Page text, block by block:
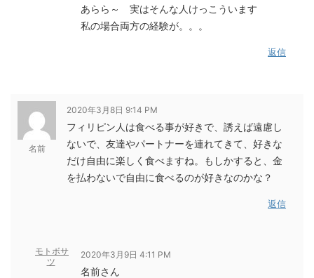
あらら～ 実はそんな人けっこういます
私の場合両方の経験が。。。
返信
名前
2020年3月8日 9:14 PM
フィリピン人は食べる事が好きで、誘えば遠慮し
ないで、友達やパートナーを連れてきて、好きな
だけ自由に楽しく食べますね。もしかすると、金
を払わないで自由に食べるのが好きなのかな？
返信
モトボサ
ツ
2020年3月9日 4:11 PM
名前さん